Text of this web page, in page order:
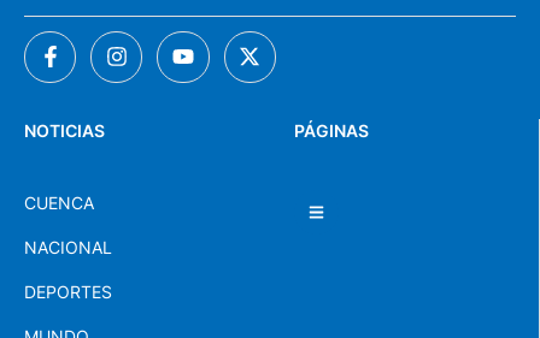
PÁGINAS
NOTICIAS
CUENCA
NACIONAL
DEPORTES